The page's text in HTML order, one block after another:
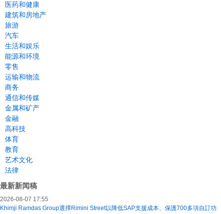
医药和健康
建筑和房地产
旅游
汽车
生活和娱乐
能源和环境
零售
运输和物流
商务
通信和传媒
金属和矿产
金融
高科技
体育
教育
艺术文化
法律
最新新闻稿
2026-08-07 17:55
Khimji Ramdas Group選擇Rimini Street以降低SAP支援成本、保護700多項自訂功